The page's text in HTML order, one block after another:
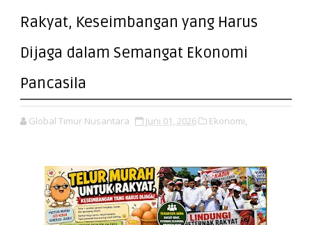
Rakyat, Keseimbangan yang Harus
Dijaga dalam Semangat Ekonomi
Pancasila
Global Timur Nusantara Juni 01, 2026 Ekonomi,